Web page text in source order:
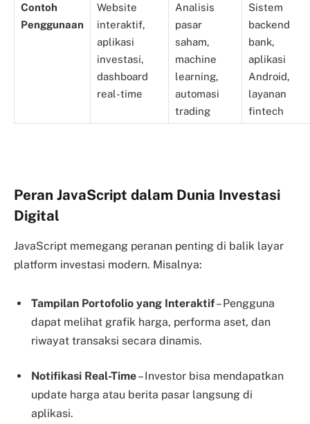
Contoh
Penggunaan
Website
interaktif,
aplikasi
investasi,
dashboard
real-time
Analisis
pasar
saham,
machine
learning,
automasi
trading
Sistem
backend
bank,
aplikasi
Android,
layanan
fintech
Peran JavaScript dalam Dunia Investasi
Digital
JavaScript memegang peranan penting di balik layar
platform investasi modern. Misalnya:
Tampilan Portofolio yang Interaktif– Pengguna
dapat melihat grafik harga, performa aset, dan
riwayat transaksi secara dinamis.
Notifikasi Real-Time– Investor bisa mendapatkan
update harga atau berita pasar langsung di
aplikasi.